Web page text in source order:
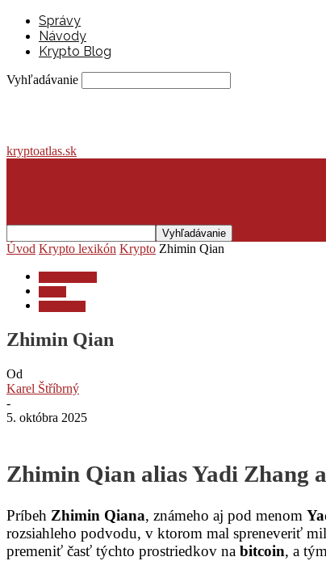
Správy
Návody
Krypto Blog
Vyhľadávanie
kryptoatlas.sk
Úvod Krypto lexikón Krypto Zhimin Qian
Zhimin Qian
Od
Karel Štříbrný
-
5. októbra 2025
Zhimin Qian alias Yadi Zhang
Príbeh Zhimin Qiana, známeho aj pod menom
rozsiahleho podvodu, v ktorom mal spreneveriť
premeniť časť týchto prostriedkov na bitcoin, a